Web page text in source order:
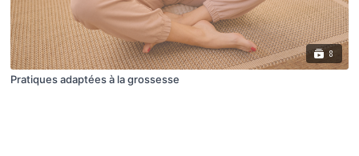
8
Pratiques adaptées à la grossesse